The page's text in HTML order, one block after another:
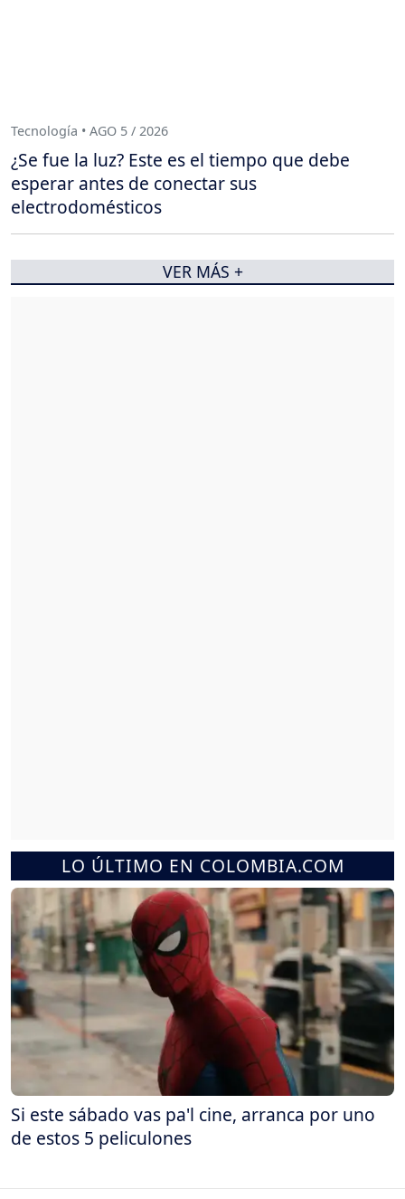
LO ÚLTIMO EN COLOMBIA.COM
Si este sábado vas pa'l cine, arranca por uno
de estos 5 peliculones
Tecnología • AGO 5 / 2026
¿Se fue la luz? Este es el tiempo que debe
esperar antes de conectar sus
electrodomésticos
VER MÁS +